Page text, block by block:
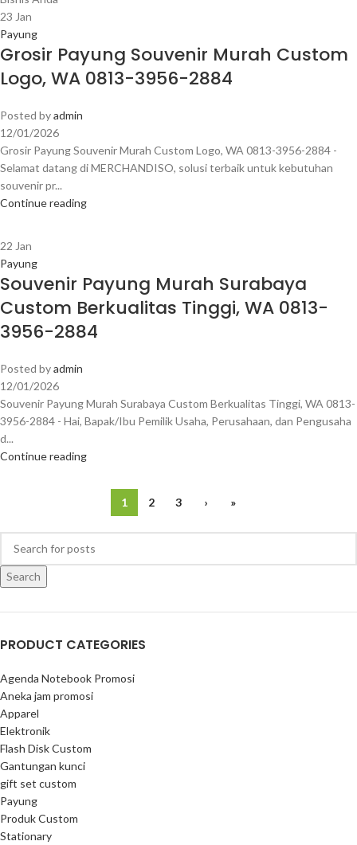
23 Jan
Payung
Grosir Payung Souvenir Murah Custom
Logo, WA 0813-3956-2884
Posted byadmin
12/01/2026
Grosir Payung Souvenir Murah Custom Logo, WA 0813-3956-2884 -
Selamat datang di MERCHANDISO, solusi terbaik untuk kebutuhan
souvenir pr...
Continue reading
22 Jan
Payung
Souvenir Payung Murah Surabaya
Custom Berkualitas Tinggi, WA 0813-
3956-2884
Posted byadmin
12/01/2026
Souvenir Payung Murah Surabaya Custom Berkualitas Tinggi, WA 0813-
3956-2884 - Hai, Bapak/Ibu Pemilik Usaha, Perusahaan, dan Pengusaha
d...
Continue reading
1 2 3 › »
Search
PRODUCT CATEGORIES
Agenda Notebook Promosi
Aneka jam promosi
Apparel
Elektronik
Flash Disk Custom
Gantungan kunci
gift set custom
Payung
Produk Custom
Stationary